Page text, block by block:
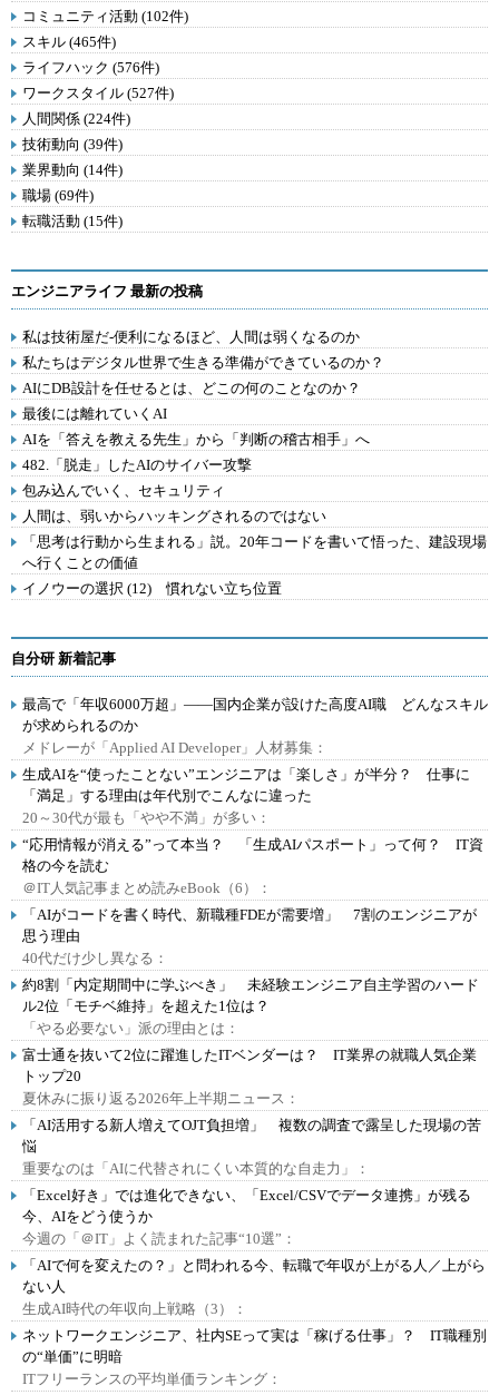
コミュニティ活動 (102件)
スキル (465件)
ライフハック (576件)
ワークスタイル (527件)
人間関係 (224件)
技術動向 (39件)
業界動向 (14件)
職場 (69件)
転職活動 (15件)
エンジニアライフ 最新の投稿
私は技術屋だ-便利になるほど、人間は弱くなるのか
私たちはデジタル世界で生きる準備ができているのか？
AIにDB設計を任せるとは、どこの何のことなのか？
最後には離れていくAI
AIを「答えを教える先生」から「判断の稽古相手」へ
482.「脱走」したAIのサイバー攻撃
包み込んでいく、セキュリティ
人間は、弱いからハッキングされるのではない
「思考は行動から生まれる」説。20年コードを書いて悟った、建設現場
へ行くことの価値
イノウーの選択 (12) 慣れない立ち位置
自分研 新着記事
最高で「年収6000万超」――国内企業が設けた高度AI職 どんなスキル
が求められるのか
メドレーが「Applied AI Developer」人材募集：
生成AIを“使ったことない”エンジニアは「楽しさ」が半分？ 仕事に
「満足」する理由は年代別でこんなに違った
20～30代が最も「やや不満」が多い：
“応用情報が消える”って本当？ 「生成AIパスポート」って何？ IT資
格の今を読む
＠IT人気記事まとめ読みeBook（6）：
「AIがコードを書く時代、新職種FDEが需要増」 7割のエンジニアが
思う理由
40代だけ少し異なる：
約8割「内定期間中に学ぶべき」 未経験エンジニア自主学習のハード
ル2位「モチベ維持」を超えた1位は？
「やる必要ない」派の理由とは：
富士通を抜いて2位に躍進したITベンダーは？ IT業界の就職人気企業
トップ20
夏休みに振り返る2026年上半期ニュース：
「AI活用する新人増えてOJT負担増」 複数の調査で露呈した現場の苦
悩
重要なのは「AIに代替されにくい本質的な自走力」：
「Excel好き」では進化できない、「Excel/CSVでデータ連携」が残る
今、AIをどう使うか
今週の「＠IT」よく読まれた記事“10選”：
「AIで何を変えたの？」と問われる今、転職で年収が上がる人／上がら
ない人
生成AI時代の年収向上戦略（3）：
ネットワークエンジニア、社内SEって実は「稼げる仕事」？ IT職種別
の“単価”に明暗
ITフリーランスの平均単価ランキング：